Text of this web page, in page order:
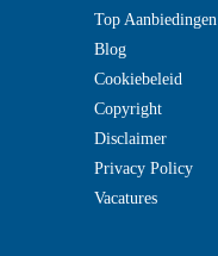
Top Aanbiedingen
Blog
Cookiebeleid
Copyright
Disclaimer
Privacy Policy
Vacatures